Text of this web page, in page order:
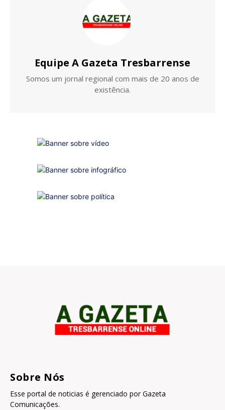
Equipe A Gazeta Tresbarrense
Somos um jornal regional com mais de 20 anos de
existência.
Sobre Nós
Esse portal de noticias é gerenciado por Gazeta
Comunicações.